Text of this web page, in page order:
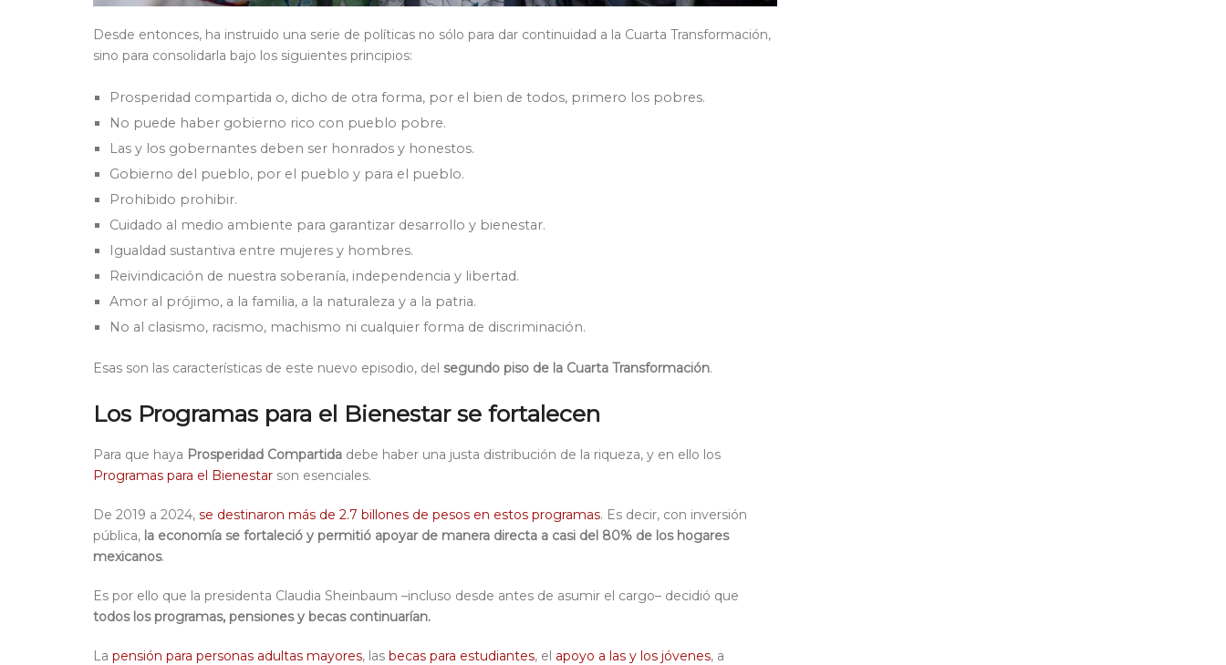
Desde entonces, ha instruido una serie de políticas no sólo para dar continuidad a la Cuarta Transformación,
sino para consolidarla bajo los siguientes principios:
Prosperidad compartida o, dicho de otra forma, por el bien de todos, primero los pobres.
No puede haber gobierno rico con pueblo pobre.
Las y los gobernantes deben ser honrados y honestos.
Gobierno del pueblo, por el pueblo y para el pueblo.
Prohibido prohibir.
Cuidado al medio ambiente para garantizar desarrollo y bienestar.
⁠Igualdad sustantiva entre mujeres y hombres.
Reivindicación de nuestra soberanía, independencia y libertad.
Amor al prójimo, a la familia, a la naturaleza y a la patria.
No al clasismo, racismo, machismo ni cualquier forma de discriminación.
Esas son las características de este nuevo episodio, del segundo piso de la Cuarta Transformación.
Los Programas para el Bienestar se fortalecen
Para que haya Prosperidad Compartida debe haber una justa distribución de la riqueza, y en ello los
Programas para el Bienestar son esenciales.
De 2019 a 2024, se destinaron más de 2.7 billones de pesos en estos programas. Es decir, con inversión
pública, la economía se fortaleció y permitió apoyar de manera directa a casi del 80% de los hogares
mexicanos.
Es por ello que la presidenta Claudia Sheinbaum –incluso desde antes de asumir el cargo– decidió que
todos los programas, pensiones y becas continuarían.
La pensión para personas adultas mayores, las becas para estudiantes, el apoyo a las y los jóvenes, a